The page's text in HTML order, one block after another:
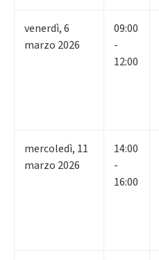
venerdì,6
marzo 2026
09:00
-
12:00
mercoledì, 11
marzo 2026
14:00
-
16:00